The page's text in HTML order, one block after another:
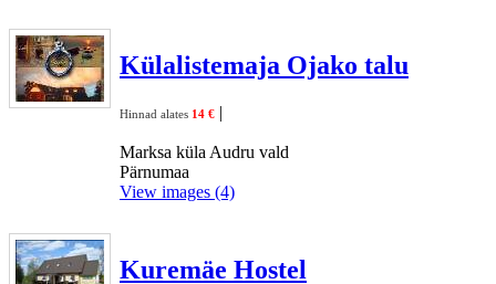
Külalistemaja Ojako talu
Hinnad alates 14 € |
Marksa küla Audru vald
Pärnumaa
View images (4)
Kuremäe Hostel